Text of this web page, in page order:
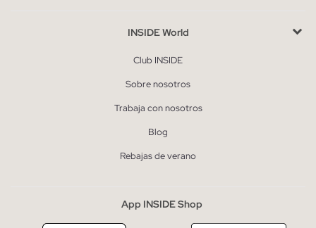
INSIDE World
Club INSIDE
Sobre nosotros
Trabaja con nosotros
Blog
Rebajas de verano
App INSIDE Shop